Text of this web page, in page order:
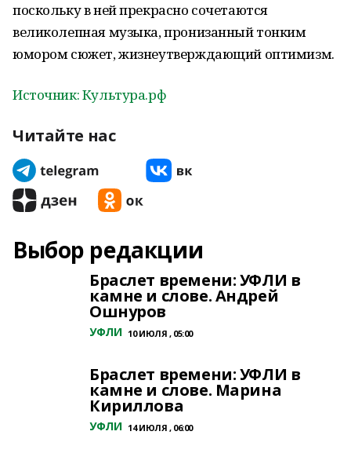
поскольку в ней прекрасно сочетаются
великолепная музыка, пронизанный тонким
юмором сюжет, жизнеутверждающий оптимизм.
Источник: Культура.рф
Читайте нас
Выбор редакции
Браслет времени: УФЛИ в
камне и слове. Андрей
Ошнуров
УФЛИ 10 ИЮЛЯ , 05:00
Браслет времени: УФЛИ в
камне и слове. Марина
Кириллова
УФЛИ 14 ИЮЛЯ , 06:00